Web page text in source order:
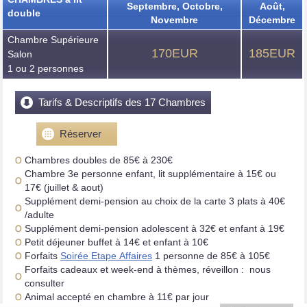
double
Septembre, Octobre,
Novembre
Août,
Décembre
Chambre Supérieure
Salon
1 ou 2 personnes
170EUR 185EUR
Tarifs & Descriptifs des 17 Chambres
Réserver
Chambres doubles de 85€ à 230€
Chambre 3e personne enfant, lit supplémentaire à 15€ ou
17€ (juillet & aout)
Supplément demi-pension au choix de la carte 3 plats à 40€
/adulte
Supplément demi-pension adolescent à 32€ et enfant à 19€
Petit déjeuner buffet à 14€ et enfant à 10€
Forfaits Soirée Etape Affaires 1 personne de 85€ à 105€
Forfaits cadeaux et week-end à thèmes, réveillon : nous
consulter
Animal accepté en chambre à 11€ par jour